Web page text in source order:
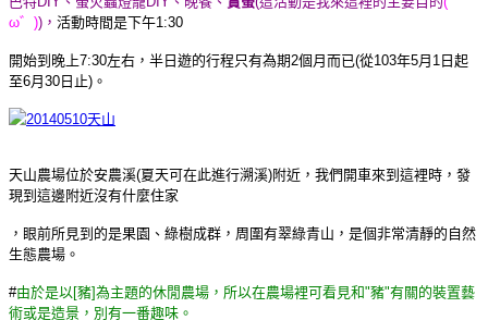
ω゛))， 活動時間是下午1:30
開始到 晚上7:30左右，半日遊的行程只有為期2個月而已(從103年5月1日起
至6月30日止)。
天山農場位於安農溪(夏天可在此進行溯溪)附近， 我們開車來到這裡時，發
現到這邊附近沒有什麼住家
，眼前所見到的是果園、綠樹成群， 周圍有翠綠青山，是個非常清靜的自然
生態農場。
#由於是以[豬]為主題的休閒農場，所以在農場裡可看見和"豬"有關的裝置藝
術或是造景，別有一番趣味。